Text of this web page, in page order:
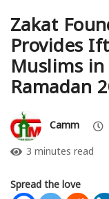
Zakat
Provides
Muslims
Ramadan
Camm
3 minutes read
Spread the love